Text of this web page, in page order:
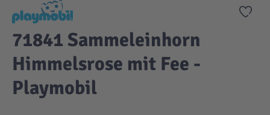
Zur
71841 Sammeleinhorn
Himmelsrose mit Fee -
Playmobil